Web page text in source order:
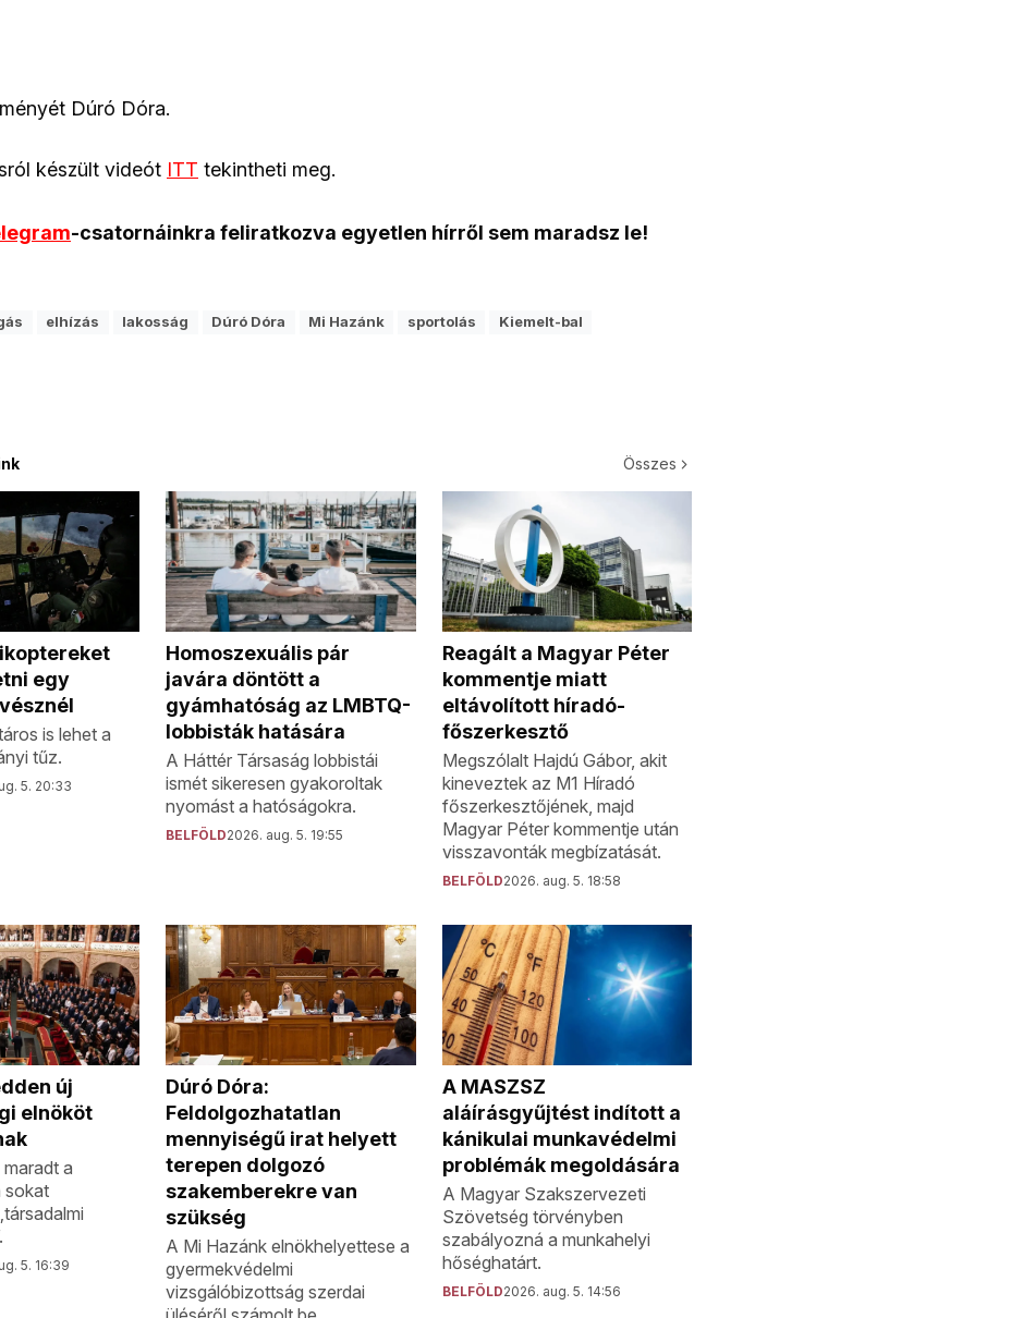
Dúró Dóra.
készült videót ITT tekintheti meg.
-csatornáinkra feliratkozva egyetlen hírről sem maradsz le!
elhízás lakosság Dúró Dóra Mi Hazánk sportolás
Kiemelt-bal
Összes
egy
is lehet a
tűz.
5. 20:33
Homoszexuális pár
javára döntött a
gyámhatóság az LMBTQ-
lobbisták hatására
A Háttér Társaság lobbistái
ismét sikeresen gyakoroltak
nyomást a hatóságokra.
BELFÖLD2026. aug. 5. 19:55
Reagált a Magyar Péter
kommentje miatt
eltávolított híradó-
főszerkesztő
Megszólalt Hajdú Gábor, akit
kineveztek az M1 Híradó
főszerkesztőjének, majd
Magyar Péter kommentje után
visszavonták megbízatását.
BELFÖLD2026. aug. 5. 18:58
új
elnököt
a
sokat
5. 16:39
Dúró Dóra:
Feldolgozhatatlan
mennyiségű irat helyett
terepen dolgozó
szakemberekre van
szükség
A Mi Hazánk elnökhelyettese a
gyermekvédelmi
vizsgálóbizottság szerdai
A MASZSZ
aláírásgyűjtést indított a
kánikulai munkavédelmi
problémák megoldására
A Magyar Szakszervezeti
Szövetség törvényben
szabályozná a munkahelyi
hőséghatárt.
BELFÖLD2026. aug. 5. 14:56